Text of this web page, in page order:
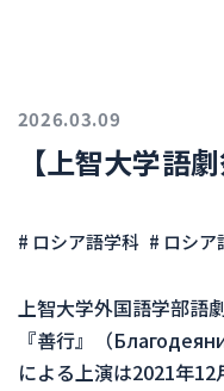
2026.03.09
【上智大学語
# ロシア語学科 # ロシア
上智大学外国語学部語
『善行』（
による上演は2021年12